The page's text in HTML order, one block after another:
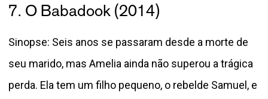
7. O Babadook (2014)
Sinopse: Seis anos se passaram desde a morte de
seu marido, mas Amelia ainda não superou a trágica
perda. Ela tem um filho pequeno, o rebelde Samuel, e